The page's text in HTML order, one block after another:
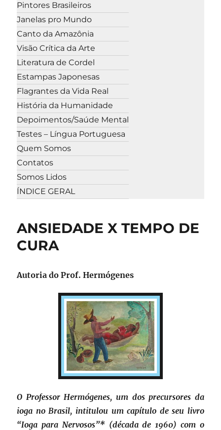
Pintores Brasileiros
Janelas pro Mundo
Canto da Amazônia
Visão Crítica da Arte
Literatura de Cordel
Estampas Japonesas
Flagrantes da Vida Real
História da Humanidade
Depoimentos/Saúde Mental
Testes – Língua Portuguesa
Quem Somos
Contatos
Somos Lidos
ÍNDICE GERAL
ANSIEDADE X TEMPO DE
CURA
Autoria do Prof. Hermógenes
O Professor Hermógenes, um dos precursores da
ioga no Brasil, intitulou um capítulo de seu livro
“Ioga para Nervosos”* (década de 1960) com o